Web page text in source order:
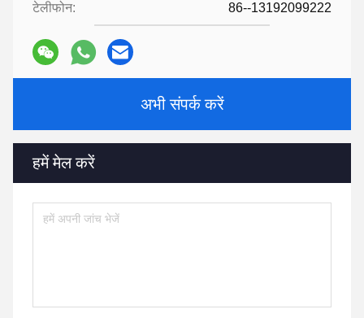
टेलीफोन: 86--13192099222
अभी संपर्क करें
हमें मेल करें